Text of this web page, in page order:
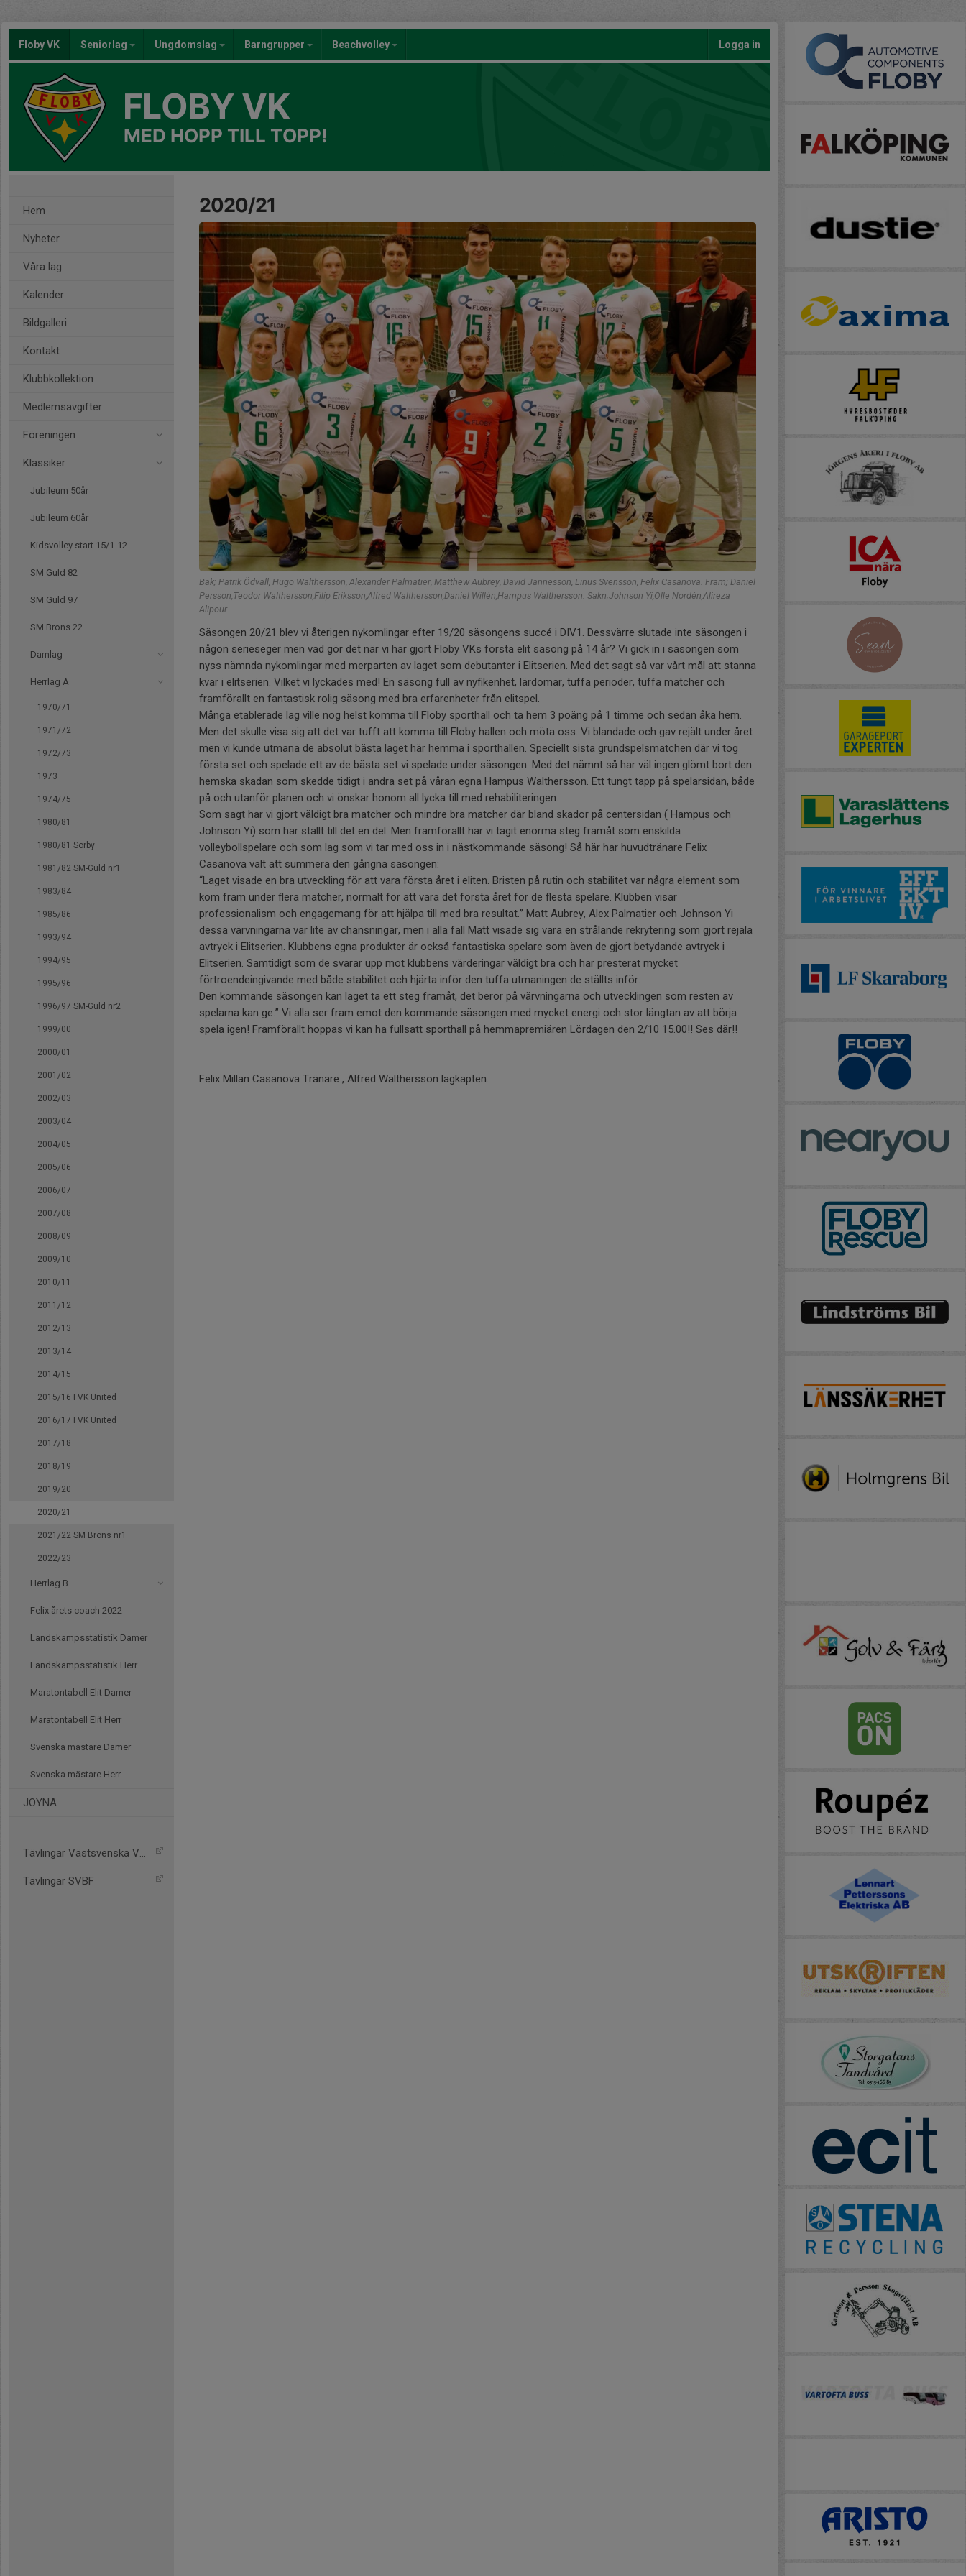
Floby VK Seniorlag Ungdomslag Barngrupper Beachvolley Logga in
FLOBY VK
MED HOPP TILL TOPP!
Hem
Nyheter
Våra lag
Kalender
Bildgalleri
Kontakt
Klubbkollektion
Medlemsavgifter
Föreningen
Klassiker
Jubileum 50år
Jubileum 60år
Kidsvolley start 15/1-12
SM Guld 82
SM Guld 97
SM Brons 22
Damlag
Herrlag A
1970/71
1971/72
1972/73
1973
1974/75
1980/81
1980/81 Sörby
1981/82 SM-Guld nr1
1983/84
1985/86
1993/94
1994/95
1995/96
1996/97 SM-Guld nr2
1999/00
2000/01
2001/02
2002/03
2003/04
2004/05
2005/06
2006/07
2007/08
2008/09
2009/10
2010/11
2011/12
2012/13
2013/14
2014/15
2015/16 FVK United
2016/17 FVK United
2017/18
2018/19
2019/20
2020/21
2021/22 SM Brons nr1
2022/23
Herrlag B
Felix årets coach 2022
Landskampsstatistik Damer
Landskampsstatistik Herr
Maratontabell Elit Damer
Maratontabell Elit Herr
Svenska mästare Damer
Svenska mästare Herr
JOYNA
Tävlingar Västsvenska VBF
Tävlingar SVBF
2020/21
Bak; Patrik Ödvall, Hugo Walthersson, Alexander Palmatier, Matthew Aubrey, David Jannesson, Linus Svensson, Felix Casanova. Fram; Daniel
Persson,Teodor Walthersson,Filip Eriksson,Alfred Walthersson,Daniel Willén,Hampus Walthersson. Sakn;Johnson Yi,Olle Nordén,Alireza
Alipour
Säsongen 20/21 blev vi återigen nykomlingar efter 19/20 säsongens succé i DIV1. Dessvärre slutade inte säsongen i
någon serieseger men vad gör det när vi har gjort Floby VKs första elit säsong på 14 år? Vi gick in i säsongen som
nyss nämnda nykomlingar med merparten av laget som debutanter i Elitserien. Med det sagt så var vårt mål att stanna
kvar i elitserien. Vilket vi lyckades med! En säsong full av nyfikenhet, lärdomar, tuffa perioder, tuffa matcher och
framförallt en fantastisk rolig säsong med bra erfarenheter från elitspel.
Många etablerade lag ville nog helst komma till Floby sporthall och ta hem 3 poäng på 1 timme och sedan åka hem.
Men det skulle visa sig att det var tufft att komma till Floby hallen och möta oss. Vi blandade och gav rejält under året
men vi kunde utmana de absolut bästa laget här hemma i sporthallen. Speciellt sista grundspelsmatchen där vi tog
första set och spelade ett av de bästa set vi spelade under säsongen. Med det nämnt så har väl ingen glömt bort den
hemska skadan som skedde tidigt i andra set på våran egna Hampus Walthersson. Ett tungt tapp på spelarsidan, både
på och utanför planen och vi önskar honom all lycka till med rehabiliteringen.
Som sagt har vi gjort väldigt bra matcher och mindre bra matcher där bland skador på centersidan ( Hampus och
Johnson Yi) som har ställt till det en del. Men framförallt har vi tagit enorma steg framåt som enskilda
volleybollspelare och som lag som vi tar med oss in i nästkommande säsong! Så här har huvudtränare Felix
Casanova valt att summera den gångna säsongen:
“Laget visade en bra utveckling för att vara första året i eliten. Bristen på rutin och stabilitet var några element som
kom fram under flera matcher, normalt för att vara det första året för de flesta spelare. Klubben visar
professionalism och engagemang för att hjälpa till med bra resultat.” Matt Aubrey, Alex Palmatier och Johnson Yi
dessa värvningarna var lite av chansningar, men i alla fall Matt visade sig vara en strålande rekrytering som gjort rejäla
avtryck i Elitserien. Klubbens egna produkter är också fantastiska spelare som även de gjort betydande avtryck i
Elitserien. Samtidigt som de svarar upp mot klubbens värderingar väldigt bra och har presterat mycket
förtroendeingivande med både stabilitet och hjärta inför den tuffa utmaningen de ställts inför.
Den kommande säsongen kan laget ta ett steg framåt, det beror på värvningarna och utvecklingen som resten av
spelarna kan ge.” Vi alla ser fram emot den kommande säsongen med mycket energi och stor längtan av att börja
spela igen! Framförallt hoppas vi kan ha fullsatt sporthall på hemmapremiären Lördagen den 2/10 15.00!! Ses där!!
Felix Millan Casanova Tränare , Alfred Walthersson lagkapten.